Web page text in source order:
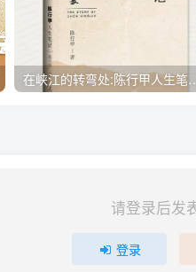
在峡江的转弯处:陈行甲
请登录后发
登录